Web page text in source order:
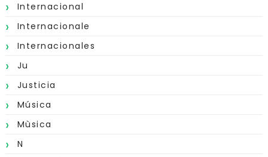
Internacional
Internacionale
Internacionales
Ju
Justicia
Música
Mùsica
N